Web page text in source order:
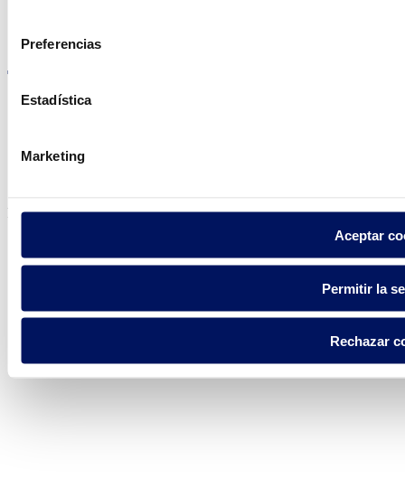
Preferencias
Estadística
Marketing
Aceptar
Permitir la
Rechazar
Política de privacidad
Aviso legal
Fluidra S.A. 2025